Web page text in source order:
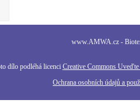
www.AMWA.cz -
dílo podléhá licenci Creative Commons
Ochrana osobních údajů a